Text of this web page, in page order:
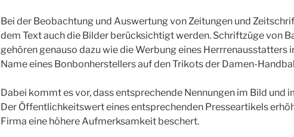
Bei der Beobachtung und Auswertung von Zeitungen und
dem Text auch die Bilder berücksichtigt werden. Schriftzüge von
gehören genauso dazu wie die Werbung eines Herrrenausstatters
Name eines Bonbonherstellers auf den Trikots der Damen-
Dabei kommt es vor, dass entsprechende Nennungen im Bild und
Der Öffentlichkeitswert eines entsprechenden Presseartikels
Firma eine höhere Aufmerksamkeit beschert.